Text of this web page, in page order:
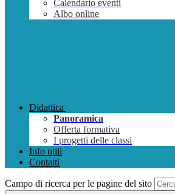
Calendario eventi
Albo online
Didattica
Panoramica
Offerta formativa
I progetti delle classi
Info utili
Contatti
Campo di ricerca per le pagine del sito